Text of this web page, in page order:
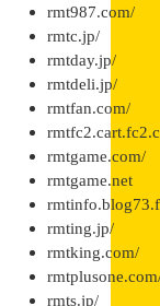
rmt987.com/
rmtc.jp/
rmtday.jp/
rmtdeli.jp/
rmtfan.com/
rmtgame.com/
rmtgame.net
rmting.jp/
rmtking.com/
rmts.jp/